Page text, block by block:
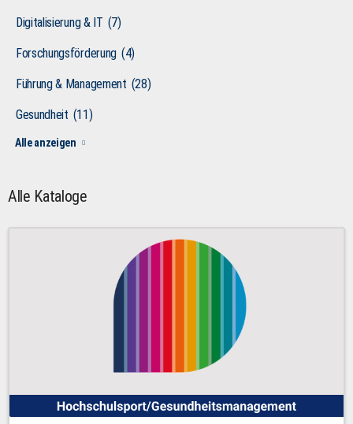
Digitalisierung & IT (7)
Forschungsförderung (4)
Führung & Management (28)
Gesundheit (11)
Alle anzeigen
Alle Kataloge